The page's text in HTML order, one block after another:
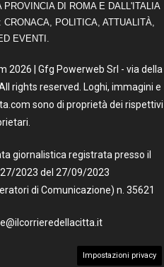
DI ROMA E DALL'ITALIA
POLITICA, ATTUALITÀ,
EVENTI.
| Gfg Powerweb Srl - via della
rights reserved. Loghi, immagini e
sono di proprietà dei rispettivi
giornalistica registrata presso il
2023 del 27/09/2023
di Comunicazione) n. 35621
Impostazioni privacy